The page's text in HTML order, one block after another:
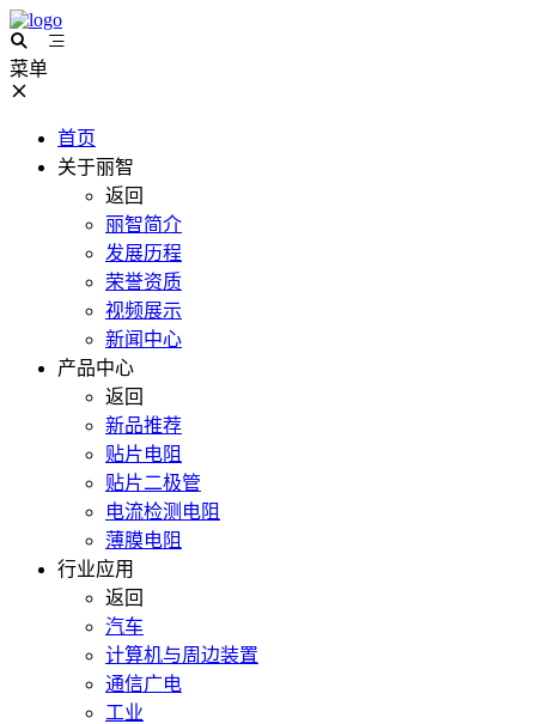
菜单
首页
关于丽智
返回
丽智简介
发展历程
荣誉资质
视频展示
新闻中心
产品中心
返回
新品推荐
贴片电阻
贴片二极管
电流检测电阻
薄膜电阻
行业应用
返回
汽车
计算机与周边装置
通信广电
工业